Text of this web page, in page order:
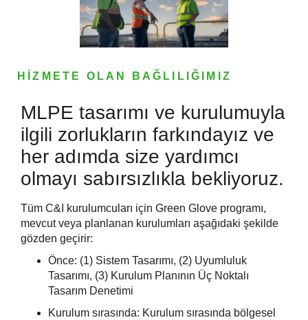
HİZMETE OLAN BAĞLILIĞIMIZ
MLPE tasarımı ve kurulumuyla
ilgili zorlukların farkındayız ve
her adımda size yardımcı
olmayı sabırsızlıkla bekliyoruz.
Tüm C&I kurulumcuları için Green Glove programı,
mevcut veya planlanan kurulumları aşağıdaki şekilde
gözden geçirir:
Önce: (1) Sistem Tasarımı, (2) Uyumluluk
Tasarımı, (3) Kurulum Planının Üç Noktalı
Tasarım Denetimi
Kurulum sırasında: Kurulum sırasında bölgesel